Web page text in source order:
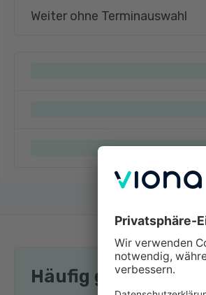
Weiter ohne Terminauswahl
Häufig gestellte